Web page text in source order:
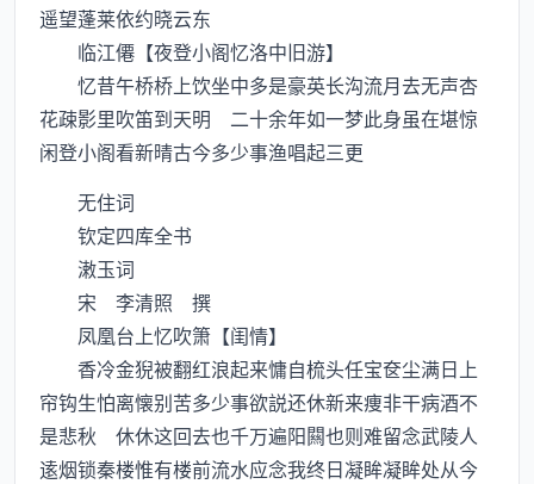
遥望蓬莱依约晓云东
临江僊【夜登小阁忆洛中旧游】
忆昔午桥桥上饮坐中多是豪英长沟流月去无声杏
花疎影里吹笛到天明 二十余年如一梦此身虽在堪惊
闲登小阁看新晴古今多少事渔唱起三更
无住词
钦定四库全书
潄玉词
宋 李清照 撰
凤凰台上忆吹箫【闺情】
香冷金猊被翻红浪起来慵自梳头任宝奁尘满日上
帘钩生怕离懐别苦多少事欲説还休新来痩非干病酒不
是悲秋 休休这回去也千万遍阳闗也则难留念武陵人
逺烟锁秦楼惟有楼前流水应念我终日凝眸凝眸处从今